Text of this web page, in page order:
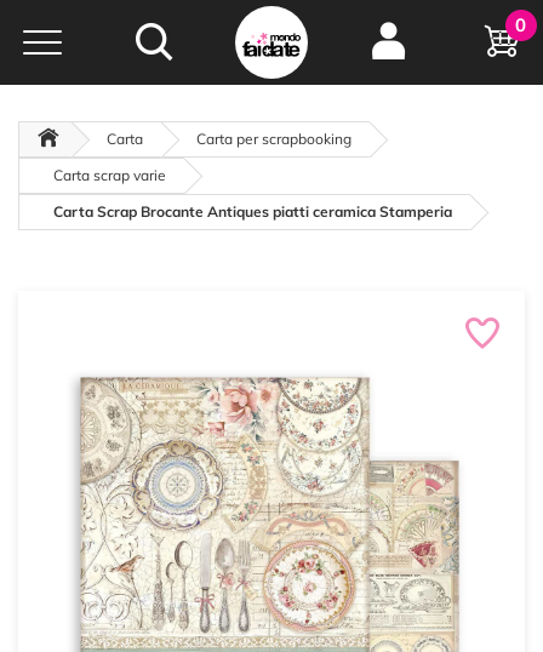
Hobby e
creatività...
oltre 15 anni online
0
Carta
Carta per scrapbooking
Carta scrap varie
Carta Scrap Brocante Antiques piatti ceramica Stamperia